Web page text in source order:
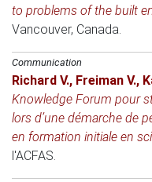
to problems of the built
Vancouver, Canada.
Communication
Richard V., Freiman V.,
Knowledge Forum pour
lors d’une démarche de
en formation initiale en
l'ACFAS.